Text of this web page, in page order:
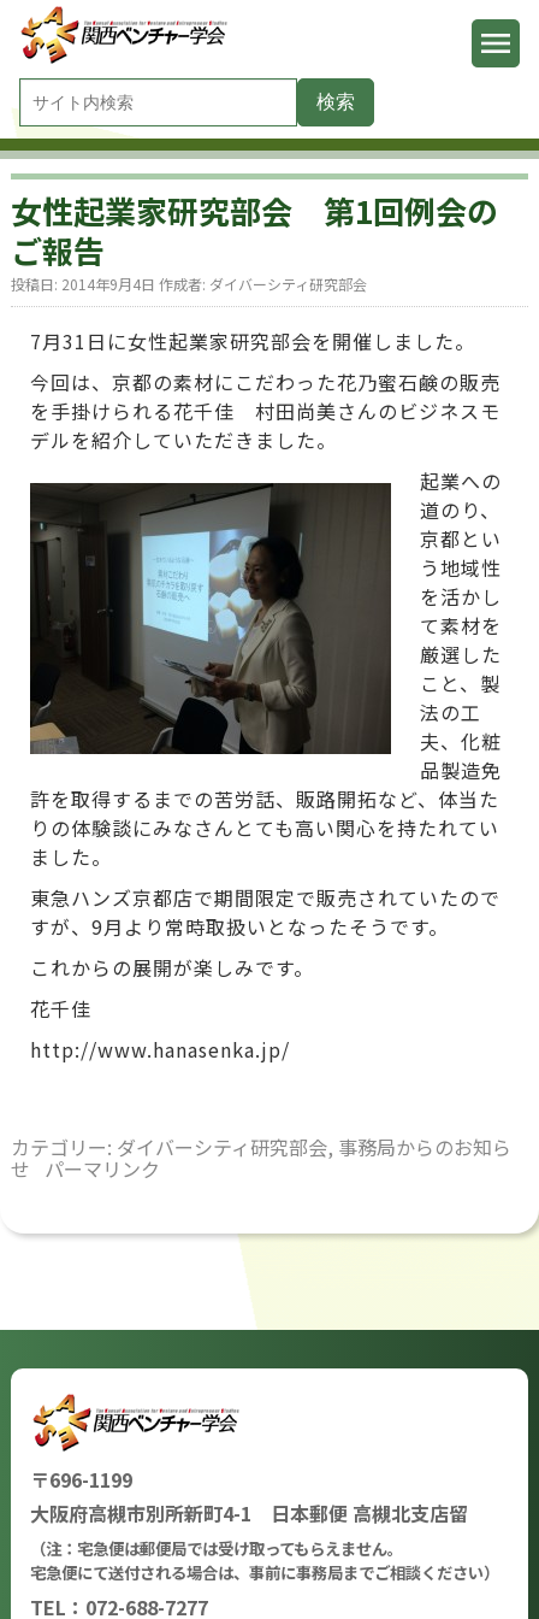
女性起業家研究部会 第1回例会の
ご報告
投稿日: 2014年9月4日 作成者: ダイバーシティ研究部会
7月31日に女性起業家研究部会を開催しました。
今回は、京都の素材にこだわった花乃蜜石鹸の販売
を手掛けられる花千佳 村田尚美さんのビジネスモ
デルを紹介していただきました。
起業への
道のり、
京都とい
う地域性
を活かし
て素材を
厳選した
こと、製
法の工
夫、化粧
品製造免
許を取得するまでの苦労話、販路開拓など、体当た
りの体験談にみなさんとても高い関心を持たれてい
ました。
東急ハンズ京都店で期間限定で販売されていたので
すが、9月より常時取扱いとなったそうです。
これからの展開が楽しみです。
花千佳
http://www.hanasenka.jp/
カテゴリー: ダイバーシティ研究部会, 事務局からのお知ら
せ パーマリンク
〒696-1199
大阪府高槻市別所新町4-1 日本郵便 高槻北支店留
（注：宅急便は郵便局では受け取ってもらえません。
宅急便にて送付される場合は、事前に事務局までご相談ください）
TEL：072-688-7277